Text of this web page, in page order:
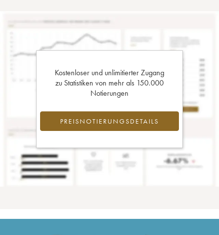
Kostenloser und unlimitierter Zugang
zu Statistiken von mehr als 150.000
Notierungen
PREISNOTIERUNGSDETAILS